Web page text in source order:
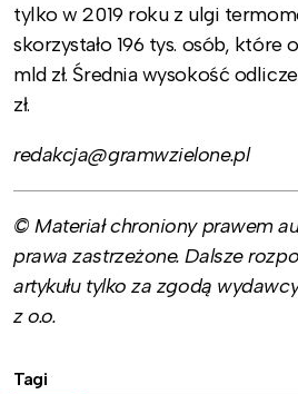
tylko w 2019 roku z ulgi
skorzystało 196 tys. osób, które
mld zł. Średnia wysokość
zł.
redakcja@gramwzielone.pl
© Materiał chroniony prawem
prawa zastrzeżone. Dalsze
artykułu tylko za zgodą
z o.o.
Tagi